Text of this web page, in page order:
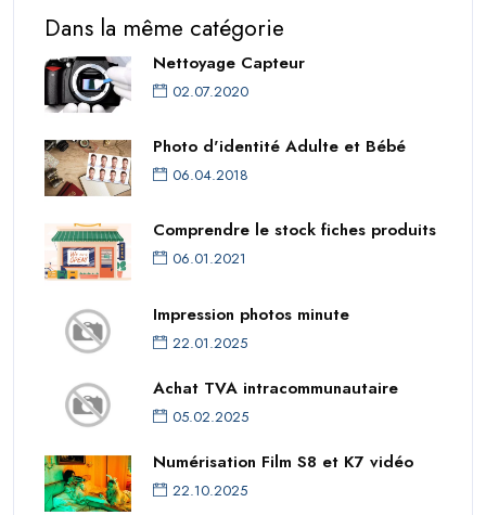
Dans la même catégorie
Nettoyage Capteur
02.07.2020
Photo d'identité Adulte et Bébé
06.04.2018
Comprendre le stock fiches produits
06.01.2021
Impression photos minute
22.01.2025
Achat TVA intracommunautaire
05.02.2025
Numérisation Film S8 et K7 vidéo
22.10.2025